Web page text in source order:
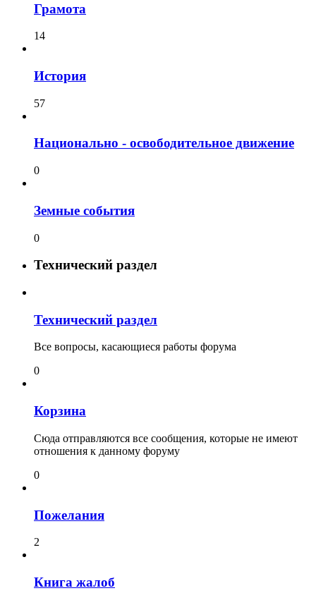
Грамота
14
История
57
Национально - освободительное движение
0
Земные события
0
Технический раздел
Технический раздел
Все вопросы, касающиеся работы форума
0
Корзина
Сюда отправляются все сообщения, которые не имеют
отношения к данному форуму
0
Пожелания
2
Книга жалоб